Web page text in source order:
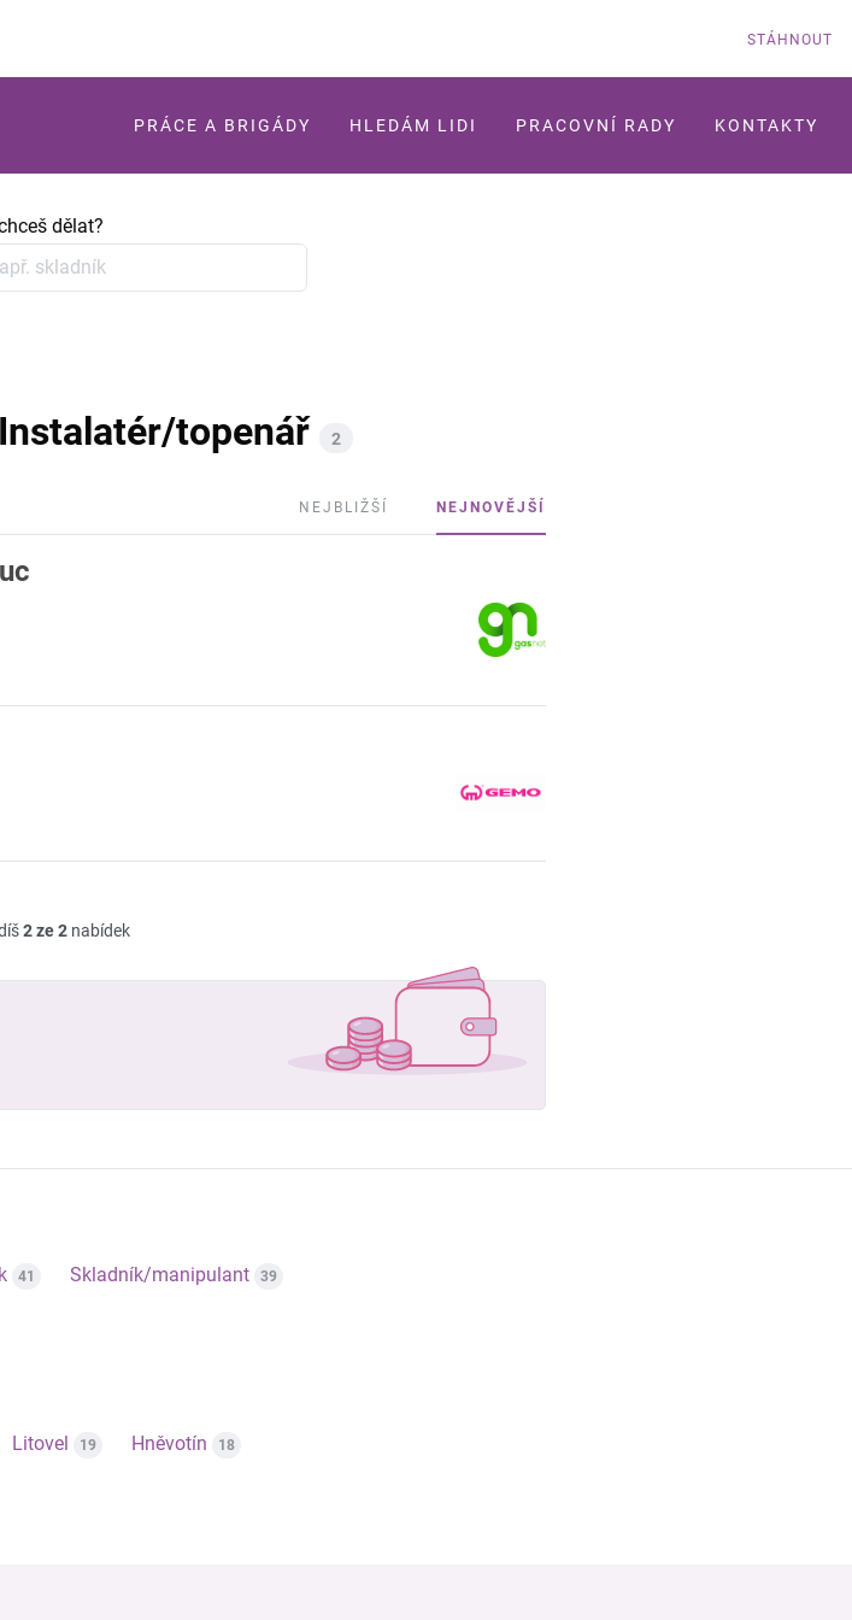
STÁHNOUT
PRÁCE A BRIGÁDY HLEDÁM LIDI PRACOVNÍ RADY KONTAKTY
dělat?
Instalatér/topenář 2
NEJBLIŽŠÍ NEJNOVĚJŠÍ
2 ze 2 nabídek
41 Skladník/manipulant 39
Litovel 19 Hněvotín 18